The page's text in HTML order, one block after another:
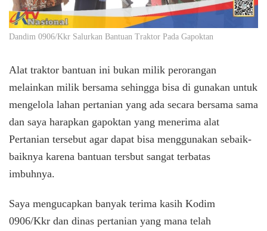
Dandim 0906/Kkr Salurkan Bantuan Traktor Pada Gapoktan
Alat traktor bantuan ini bukan milik perorangan
melainkan milik bersama sehingga bisa di gunakan untuk
mengelola lahan pertanian yang ada secara bersama sama
dan saya harapkan gapoktan yang menerima alat
Pertanian tersebut agar dapat bisa menggunakan sebaik-
baiknya karena bantuan tersbut sangat terbatas
imbuhnya.
Saya mengucapkan banyak terima kasih Kodim
0906/Kkr dan dinas pertanian yang mana telah